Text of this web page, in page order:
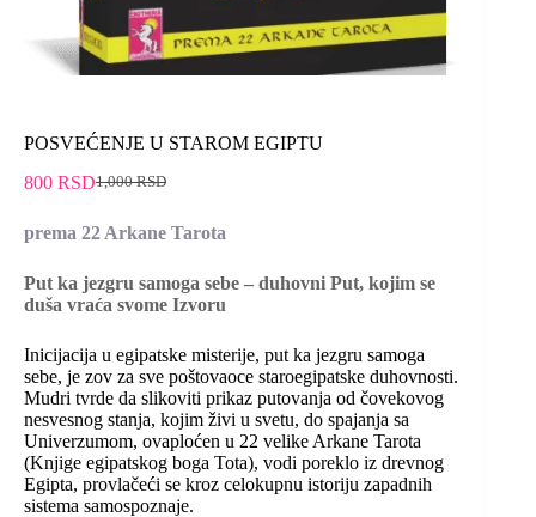
POSVEĆENJE U STAROM EGIPTU
1,000RSD
800 RSD
prema 22 Arkane Tarota
Put ka jezgru samoga sebe – duhovni Put, kojim se
duša vraća svome Izvoru
Inicijacija u egipatske misterije, put ka jezgru samoga
sebe, je zov za sve poštovaoce staroegipatske duhovnosti.
Mudri tvrde da slikoviti prikaz putovanja od čovekovog
nesvesnog stanja, kojim živi u svetu, do spajanja sa
Univerzumom, ovaploćen u 22 velike Arkane Tarota
(Knjige egipatskog boga Tota), vodi poreklo iz drevnog
Egipta, provlačeći se kroz celokupnu istoriju zapadnih
sistema samospoznaje.